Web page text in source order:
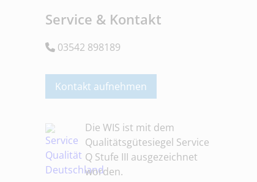
Service & Kontakt
03542 898189
Kontakt aufnehmen
Die WIS ist mit dem
Qualitätsgütesiegel Service
Q Stufe III ausgezeichnet
worden.